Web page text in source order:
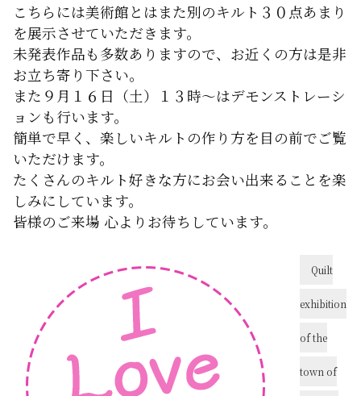
こちらには美術館とはまた別のキルト３０点あまり
を展示させていただきます。
未発表作品も多数ありますので、お近くの方は是非
お立ち寄り下さい。
また９月１６日（土）１３時～はデモンストレーシ
ョンも行います。
簡単で早く、楽しいキルトの作り方を目の前でご覧
いただけます。
たくさんのキルト好きな方にお会い出来ることを楽
しみにしています。
皆様のご来場 心よりお待ちしています。
Quilt
exhibition
of the
town of